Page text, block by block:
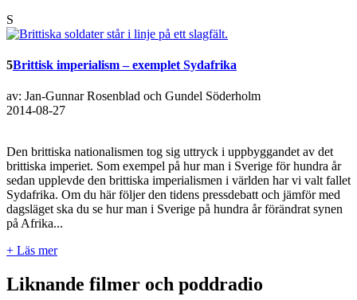
S
5Brittisk imperialism – exemplet Sydafrika
av: Jan-Gunnar Rosenblad och Gundel Söderholm
2014-08-27
Den brittiska nationalismen tog sig uttryck i uppbyggandet av det
brittiska imperiet. Som exempel på hur man i Sverige för hundra år
sedan upplevde den brittiska imperialismen i världen har vi valt fallet
Sydafrika. Om du här följer den tidens pressdebatt och jämför med
dagsläget ska du se hur man i Sverige på hundra år förändrat synen
på Afrika...
+ Läs mer
Liknande filmer och poddradio